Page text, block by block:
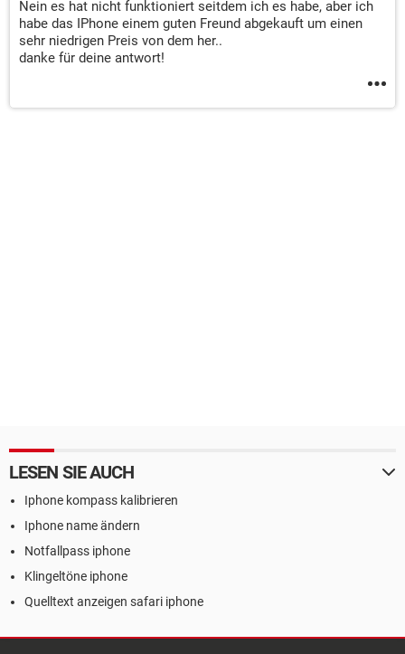
Nein es hat nicht funktioniert seitdem ich es habe, aber ich
habe das IPhone einem guten Freund abgekauft um einen
sehr niedrigen Preis von dem her..
danke für deine antwort!
LESEN SIE AUCH
Iphone kompass kalibrieren
Iphone name ändern
Notfallpass iphone
Klingeltöne iphone
Quelltext anzeigen safari iphone